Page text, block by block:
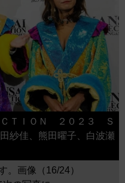
ＴＩＯＮ ２０２３ Ｓ
紗佳、熊田曜子、白波瀬
。画像（16/24）